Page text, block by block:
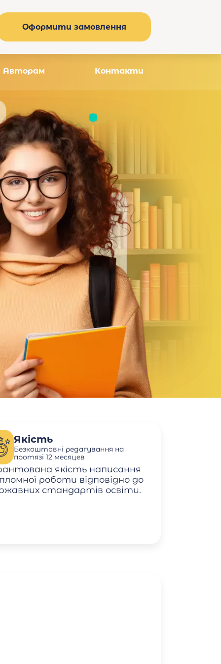
Оформити замовлення
Авторам Контакти
Якість
Безкоштовні редагування на
протязі 12 месяцев
якість написання
роботи відповідно до
стандартів освіти.